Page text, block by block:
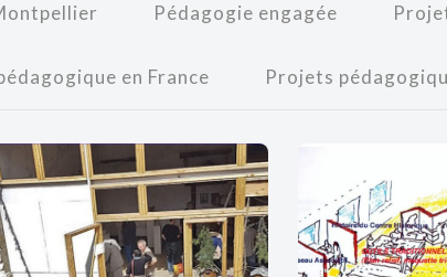
Pédagogie engagée
en France Projets